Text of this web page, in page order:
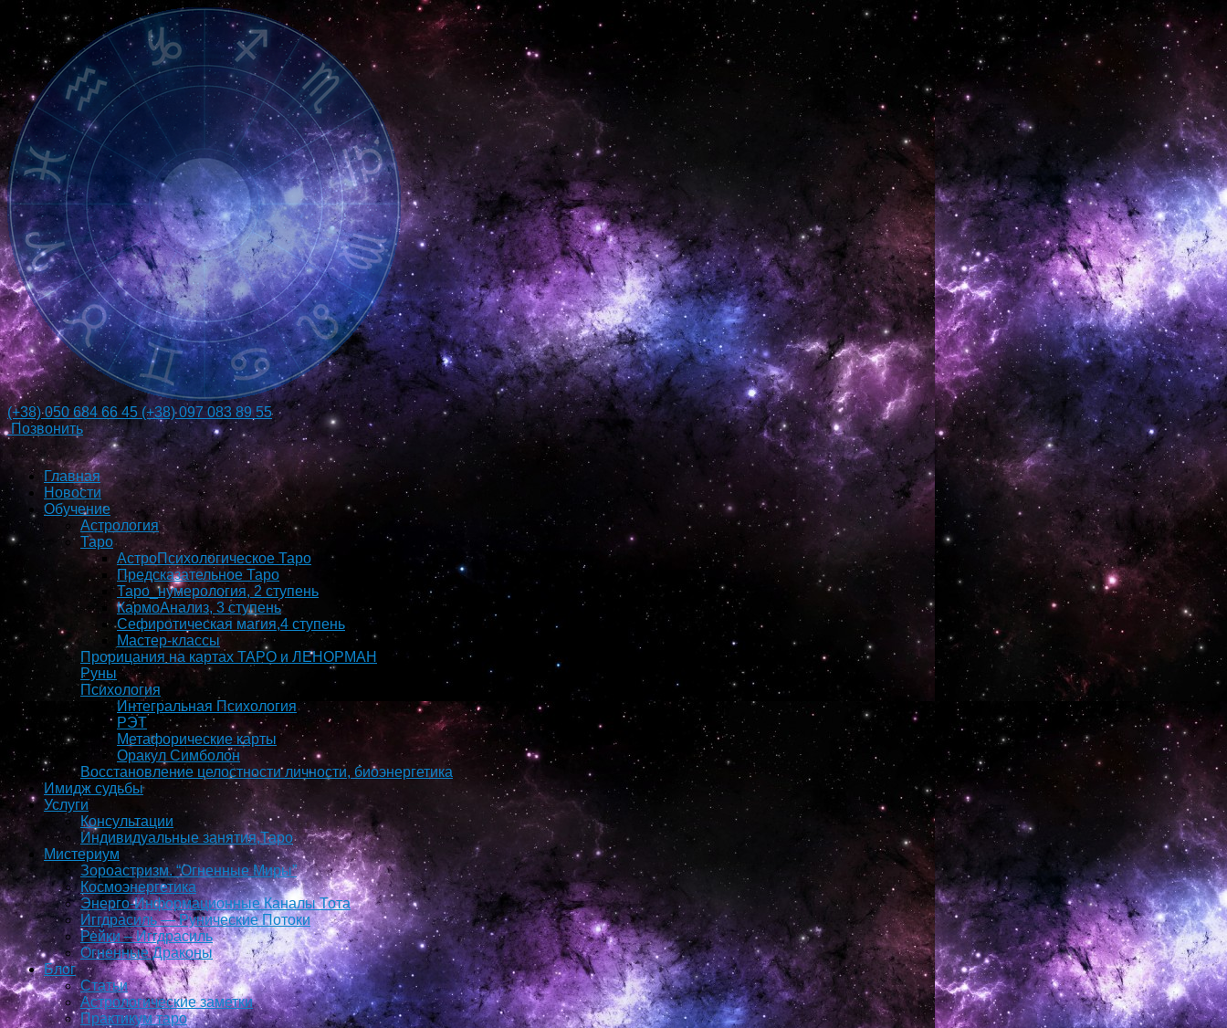
(+38)050 684 66 45 (+38)097 083 89 55
Позвонить
Главная
Новости
Обучение
Астрология
Таро
АстроПсихологическое Таро
Предсказательное Таро
Таро_нумерология, 2 ступень
КармоAнализ, 3 ступень
Сефиротическая магия,4 ступень
Мастер-классы
Прорицания на картах ТАРО и ЛЕНОРМАН
Руны
Психология
Интегральная Психология
РЭТ
Метафорические карты
Оракул Симболон
Восстановление целостности личности, биоэнергетика
Имидж судьбы
Услуги
Консультации
Индивидуальные занятия,Таро
Мистериум
Зороастризм. “Огненные Миры”
Космоэнергетика
Энерго-Информационные Каналы Тота
Иггдрасиль — Рунические Потоки
Рейки – Иггдрасиль
Огненные Драконы
Блог
Статьи
Астрологические заметки
Практикум таро